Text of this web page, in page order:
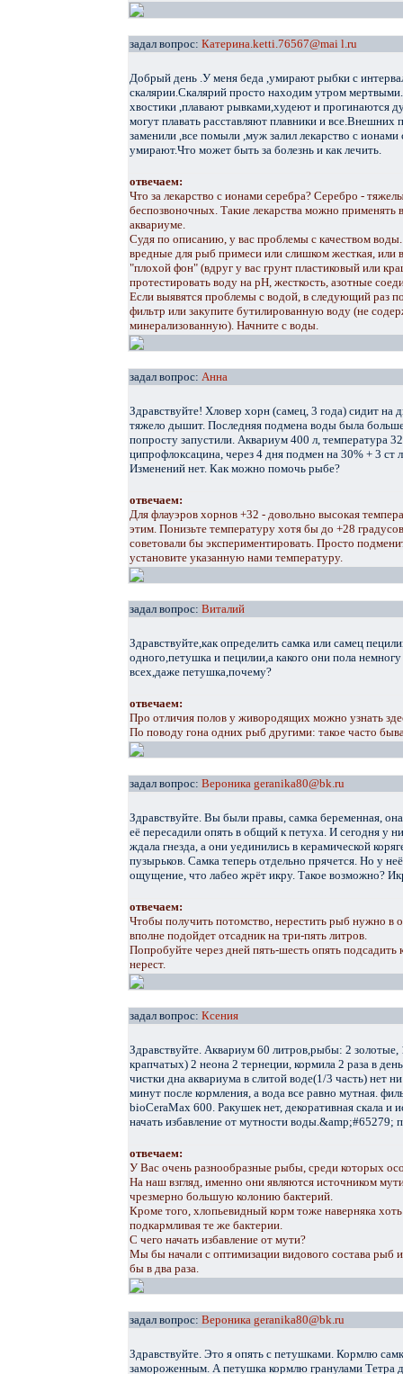
задал вопрос: Катерина.ketti.76567@mai l.ru
Добрый день .У меня беда ,умирают рыбки с
скалярии.Скалярий просто находим утром
хвостики ,плавают рывками,худеют и прогинаются
могут плавать расставляют плавники и все.Внешних
заменили ,все помыли ,муж залил лекарство с ионами
умирают.Что может быть за болезнь и как лечить.
отвечаем:
Что за лекарство с ионами серебра? Серебро -
беспозвоночных. Такие лекарства можно применять
аквариуме.
Судя по описанию, у вас проблемы с качеством
вредные для рыб примеси или слишком жесткая, или
"плохой фон" (вдруг у вас грунт пластиковый или
протестировать воду на рН, жесткость, азотные
Если выявятся проблемы с водой, в следующий раз
фильтр или закупите бутилированную воду (не
минерализованную). Начните с воды.
задал вопрос: Анна
Здравствуйте! Хловер хорн (самец, 3 года) сидит на
тяжело дышит. Последняя подмена воды была
попросту запустили. Аквариум 400 л, температура
ципрофлоксацина, через 4 дня подмен на 30% + 3 ст
Изменений нет. Как можно помочь рыбе?
отвечаем:
Для флауэров хорнов +32 - довольно высокая
этим. Понизьте температуру хотя бы до +28
советовали бы экспериментировать. Просто
установите указанную нами температуру.
задал вопрос: Виталий
Здравствуйте,как определить самка или самец
одного,петушка и пецилии,а какого они пола
всех,даже петушка,почему?
отвечаем:
Про отличия полов у живородящих можно узнать
По поводу гона одних рыб другими: такое часто
задал вопрос: Вероника geranika80@bk.ru
Здравствуйте. Вы были правы, самка беременная,
её пересадили опять в общий к петуха. И сегодня у
ждала гнезда, а они уединились в керамической
пузырьков. Самка теперь отдельно прячется. Но у
ощущение, что лабео жрёт икру. Такое возможно?
отвечаем:
Чтобы получить потомство, нерестить рыб нужно в
вполне подойдет отсадник на три-пять литров.
Попробуйте через дней пять-шесть опять
нерест.
задал вопрос: Ксения
Здравствуйте. Аквариум 60 литров,рыбы: 2 золотые,
крапчатых) 2 неона 2 тернеции, кормила 2 раза в
чистки дна аквариума в слитой воде(1/3 часть) нет
минут после кормления, а вода все равно мутная.
bioCeraMax 600. Ракушек нет, декоративная скала и
начать избавление от мутности
отвечаем:
У Вас очень разнообразные рыбы, среди которых
На наш взгляд, именно они являются источником
чрезмерно большую колонию бактерий.
Кроме того, хлопьевидный корм тоже наверняка
подкармливая те же бактерии.
С чего начать избавление от мути?
Мы бы начали с оптимизации видового состава рыб
бы в два раза.
задал вопрос: Вероника geranika80@bk.ru
Здравствуйте. Это я опять с петушками. Кормлю
замороженным. А петушка кормлю гранулами Тетра